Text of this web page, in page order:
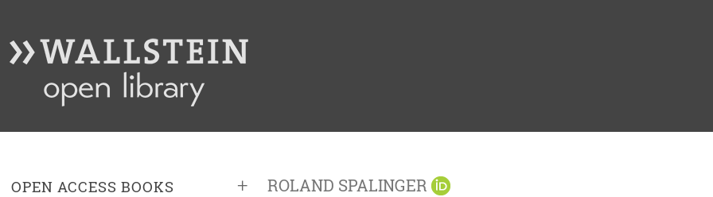
+
OPEN ACCESS BOOKS
ROLAND SPALINGER